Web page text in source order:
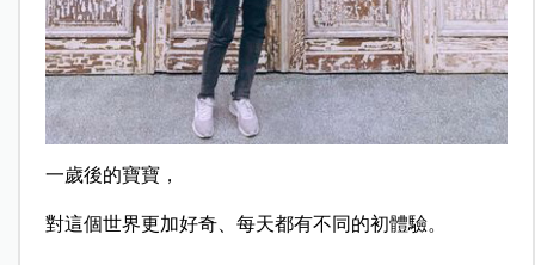
一歲後的寶寶，
對這個世界更加好奇、每天都有不同的初體驗。